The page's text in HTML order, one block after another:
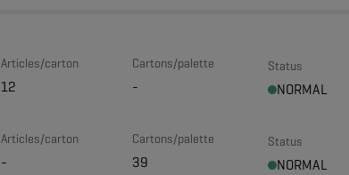
Articles/carton
12
Cartons/palette
-
Status
NORMAL
Articles/carton
-
Cartons/palette
39
Status
NORMAL